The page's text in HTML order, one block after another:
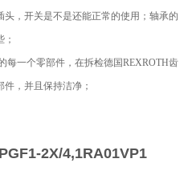
，开关是不是还能正常的使用；轴承的
每一个零部件，在拆检德国REXROTH齿
，并且保持洁净；
PGF1-2X/4,1RA01VP1